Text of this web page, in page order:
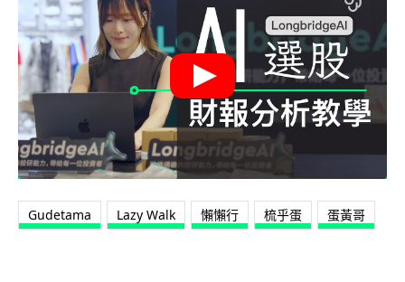
Gudetama Lazy Walk 懶懶行 梳乎蛋 蛋黃哥